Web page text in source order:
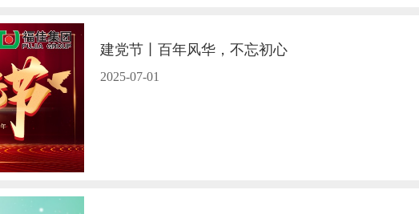
建党节丨百年风华，不忘初心
2025-07-01